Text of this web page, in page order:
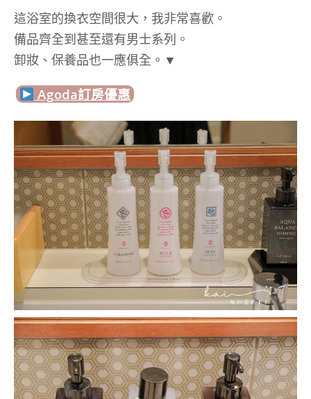
這浴室的換衣空間很大，我非常喜歡。
備品齊全到甚至還有男士系列。
卸妝、保養品也一應俱全。▼
Agoda訂房優惠